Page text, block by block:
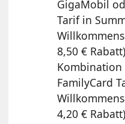
GigaMobil
Tarif in
8,50 €
FamilyCard
4,20 €